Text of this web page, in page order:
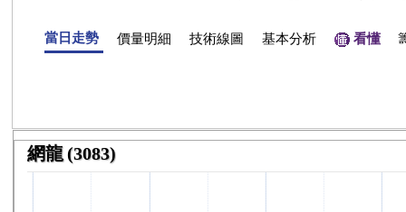
當日走勢 價量明細 技術線圖 基本分析 看懂